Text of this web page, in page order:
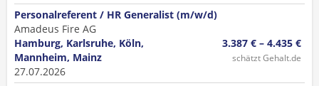
Personalreferent / HR Generalist (m/w/d)
Amadeus Fire AG
Hamburg, Karlsruhe, Köln,
Mannheim, Mainz
27.07.2026
3.387 € – 4.435 €
schätzt Gehalt.de